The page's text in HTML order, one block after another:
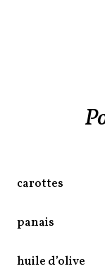
carottes
panais
huile d’olive